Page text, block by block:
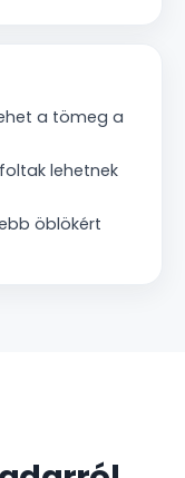
a tömeg a
lehetnek
öblökért